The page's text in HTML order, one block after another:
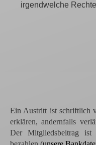
irgendwelche
Ein Austritt ist schriftlich
erklären, andernfalls
Der Mitgliedsbeitrag